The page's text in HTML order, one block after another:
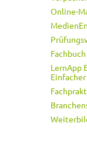
Online-
LernApp
Einfacher